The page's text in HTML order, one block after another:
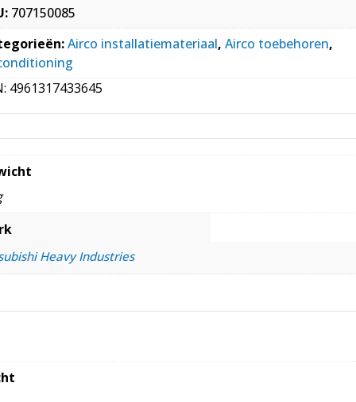
707150085
Airco installatiemateriaal, Airco toebehoren,
4961317433645
Heavy Industries